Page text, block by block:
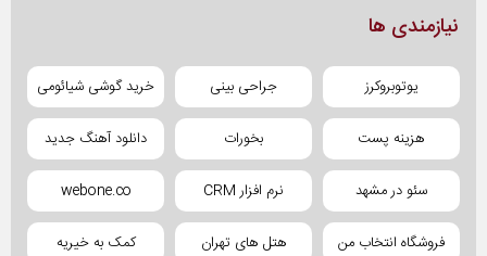
نیازمندی ها
یوتوبروکرز جراحی بینی خرید گوشی شیائومی
هزینه پست بخورات دانلود آهنگ جدید
سئو در مشهد نرم افزار CRM webone.co
فروشگاه انتخاب من هتل های تهران کمک به خیریه